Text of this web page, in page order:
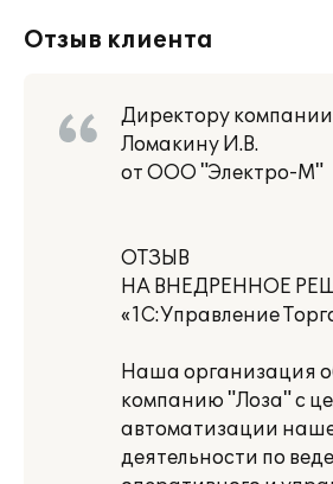
Отзыв клиента
Директору
Ломакину И.В.
от ООО "Электро-М"
ОТЗЫВ
НА ВНЕДРЕННОЕ
«1С:Управление
Наша организация
компанию "Лоза" с
автоматизации
деятельности по